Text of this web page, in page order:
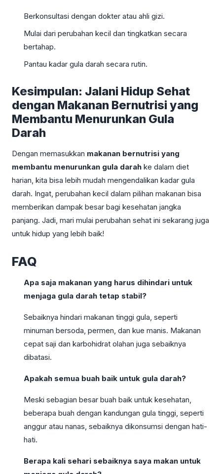
Berkonsultasi dengan dokter atau ahli gizi.
Mulai dari perubahan kecil dan tingkatkan secara
bertahap.
Pantau kadar gula darah secara rutin.
Kesimpulan: Jalani Hidup Sehat
dengan Makanan Bernutrisi yang
Membantu Menurunkan Gula
Darah
Dengan memasukkan makanan bernutrisi yang
membantu menurunkan gula darah ke dalam diet
harian, kita bisa lebih mudah mengendalikan kadar gula
darah. Ingat, perubahan kecil dalam pilihan makanan bisa
memberikan dampak besar bagi kesehatan jangka
panjang. Jadi, mari mulai perubahan sehat ini sekarang juga
untuk hidup yang lebih baik!
FAQ
Apa saja makanan yang harus dihindari untuk
menjaga gula darah tetap stabil?
Sebaiknya hindari makanan tinggi gula, seperti
minuman bersoda, permen, dan kue manis. Makanan
cepat saji dan karbohidrat olahan juga sebaiknya
dibatasi.
Apakah semua buah baik untuk gula darah?
Meski sebagian besar buah baik untuk kesehatan,
beberapa buah dengan kandungan gula tinggi, seperti
anggur atau nanas, sebaiknya dikonsumsi dengan hati-
hati.
Berapa kali sehari sebaiknya saya makan untuk